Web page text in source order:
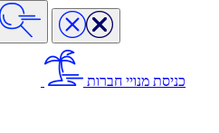
כניסת מנויי חברות